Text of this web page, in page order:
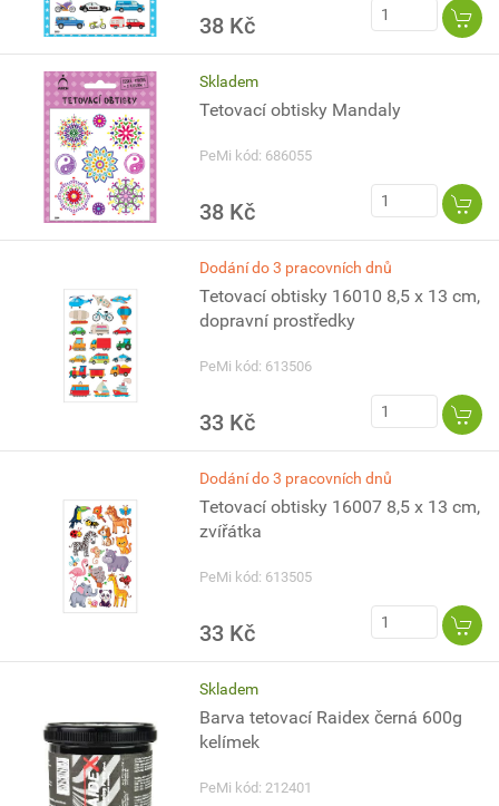
38 Kč
Skladem
Tetovací obtisky Mandaly
PeMi kód: 686055
38 Kč
Dodání do 3 pracovních dnů
Tetovací obtisky 16010 8,5 x 13 cm,
dopravní prostředky
PeMi kód: 613506
33 Kč
Dodání do 3 pracovních dnů
Tetovací obtisky 16007 8,5 x 13 cm,
zvířátka
PeMi kód: 613505
33 Kč
Skladem
Barva tetovací Raidex černá 600g
kelímek
PeMi kód: 212401